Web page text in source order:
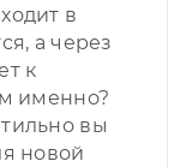
в
а через
к
именно?
вы
новой